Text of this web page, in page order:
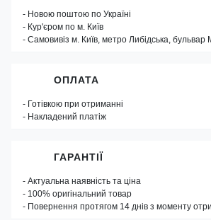
- Новою поштою по Україні
- Кур'єром по м. Київ
- Самовивіз м. Київ, метро Либідська, бульвар
ОПЛАТА
- Готівкою при отриманні
- Накладений платіж
ГАРАНТІЇ
- Актуальна наявність та ціна
- 100% оригінальний товар
- Повернення протягом 14 днів з моменту